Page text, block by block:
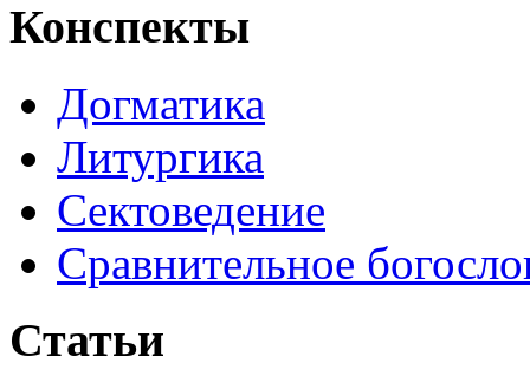
Конспекты
Догматика
Литургика
Сектоведение
Сравнительное
Статьи